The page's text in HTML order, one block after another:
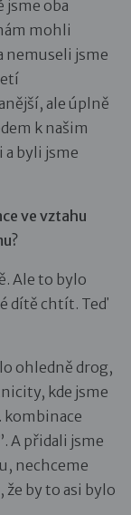
jsme oba
mohli
nemuseli jsme
ale úplně
k našim
byli jsme
ve vztahu
Ale to bylo
dítě chtít. Teď
ohledně drog,
kde jsme
A přidali jsme
nechceme
že by to asi bylo